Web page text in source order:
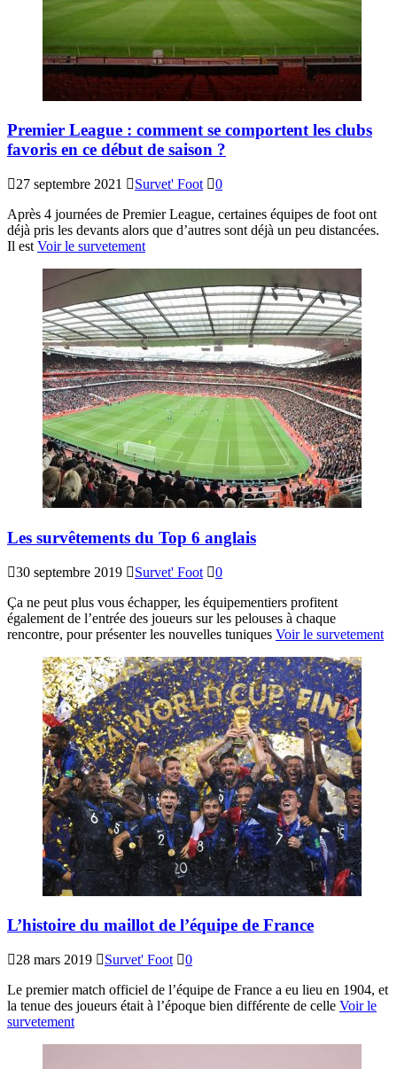
Premier League : comment se comportent les clubs
favoris en ce début de saison ?
27 septembre 2021 Survet' Foot
0
Après 4 journées de Premier League, certaines équipes de foot ont
déjà pris les devants alors que d’autres sont déjà un peu distancées.
Il est Voir le survetement
Les survêtements du Top 6 anglais
30 septembre 2019 Survet' Foot
0
Ça ne peut plus vous échapper, les équipementiers profitent
également de l’entrée des joueurs sur les pelouses à chaque
rencontre, pour présenter les nouvelles tuniques Voir le survetement
L’histoire du maillot de l’équipe de France
28 mars 2019 Survet' Foot
0
Le premier match officiel de l’équipe de France a eu lieu en 1904, et
la tenue des joueurs était à l’époque bien différente de celle Voir le
survetement